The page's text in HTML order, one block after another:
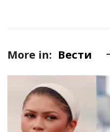
More in: Вести